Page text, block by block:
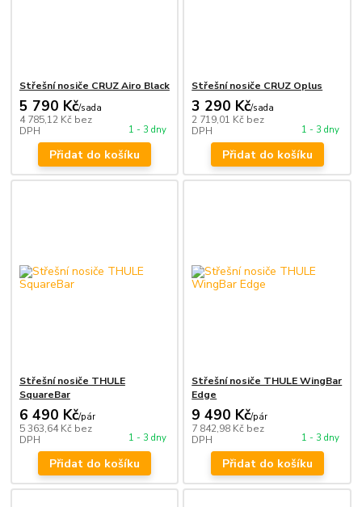
Střešní nosiče CRUZ Airo Black
5 790 Kč/sada
4 785,12 Kč bez
DPH
1 - 3 dny
Přidat do košíku
Střešní nosiče CRUZ Oplus
3 290 Kč/sada
2 719,01 Kč bez
DPH
1 - 3 dny
Přidat do košíku
Střešní nosiče THULE
SquareBar
6 490 Kč/pár
5 363,64 Kč bez
DPH
1 - 3 dny
Přidat do košíku
Střešní nosiče THULE WingBar
Edge
9 490 Kč/pár
7 842,98 Kč bez
DPH
1 - 3 dny
Přidat do košíku